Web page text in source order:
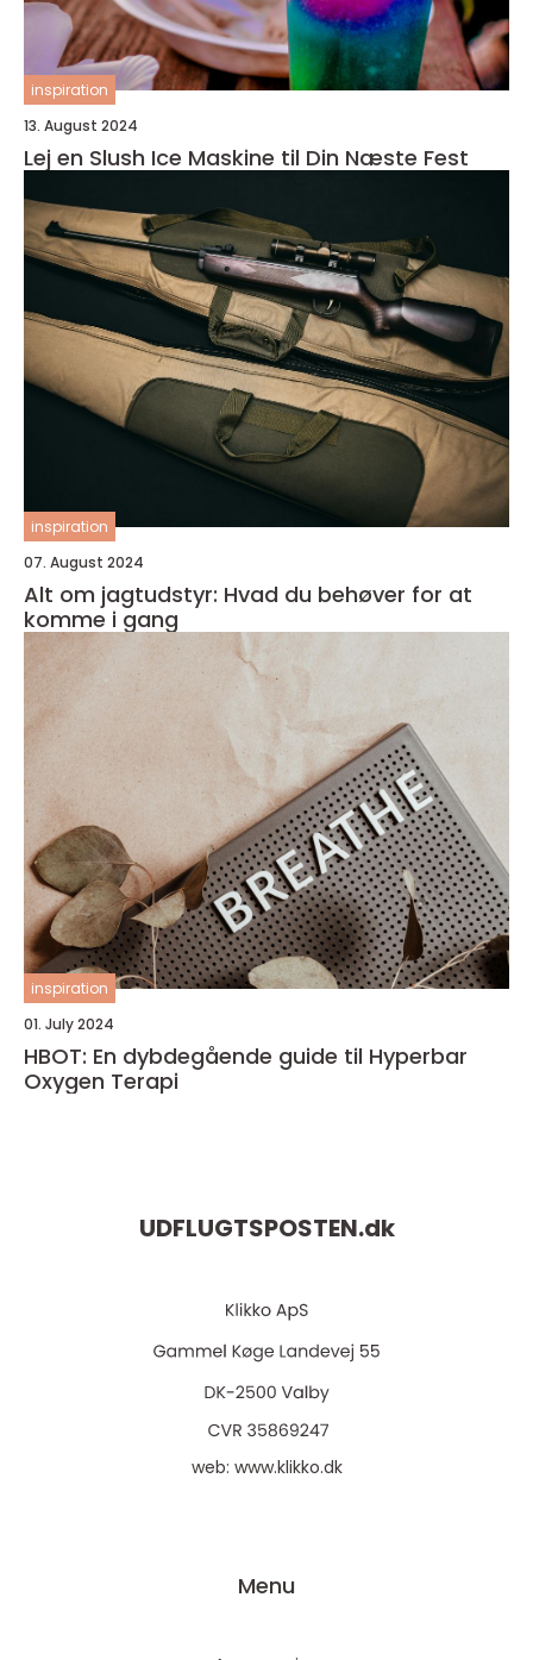
inspiration
13. August 2024
Lej en Slush Ice Maskine til Din Næste Fest
inspiration
07. August 2024
Alt om jagtudstyr: Hvad du behøver for at
komme i gang
inspiration
01. July 2024
HBOT: En dybdegående guide til Hyperbar
Oxygen Terapi
UDFLUGTSPOSTEN.dk
web: www.klikko.dk
Menu